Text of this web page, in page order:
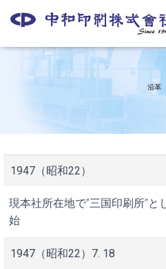
沿革
1947（昭和22）
現本社所在地で”三国印刷所”と
始
1947（昭和22）7. 18